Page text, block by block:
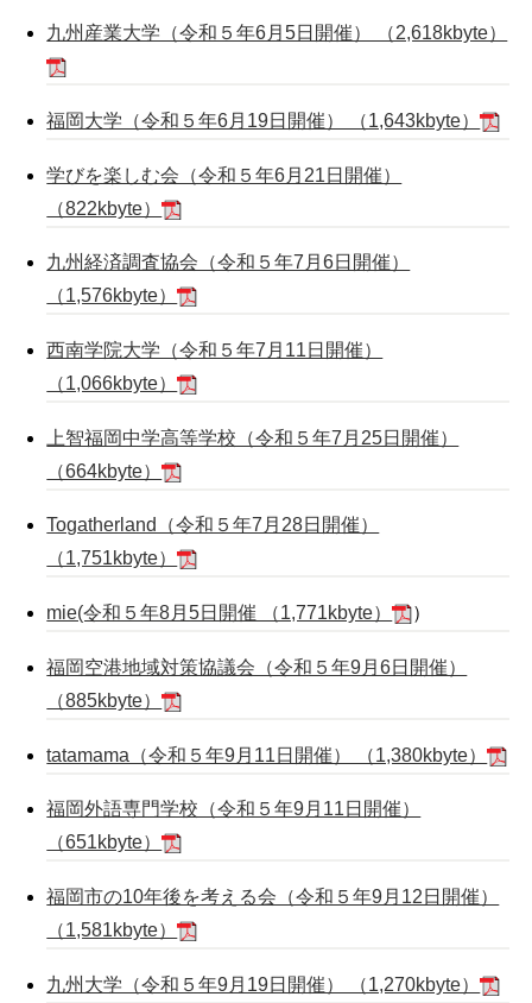
九州産業大学（令和５年6月5日開催） （2,618kbyte）
福岡大学（令和５年6月19日開催） （1,643kbyte）
学びを楽しむ会（令和５年6月21日開催）
（822kbyte）
九州経済調査協会（令和５年7月6日開催）
（1,576kbyte）
西南学院大学（令和５年7月11日開催）
（1,066kbyte）
上智福岡中学高等学校（令和５年7月25日開催）
（664kbyte）
Togatherland（令和５年7月28日開催）
（1,751kbyte）
mie(令和５年8月5日開催 （1,771kbyte） ）
福岡空港地域対策協議会（令和５年9月6日開催）
（885kbyte）
tatamama（令和５年9月11日開催） （1,380kbyte）
福岡外語専門学校（令和５年9月11日開催）
（651kbyte）
福岡市の10年後を考える会（令和５年9月12日開催）
（1,581kbyte）
九州大学（令和５年9月19日開催） （1,270kbyte）